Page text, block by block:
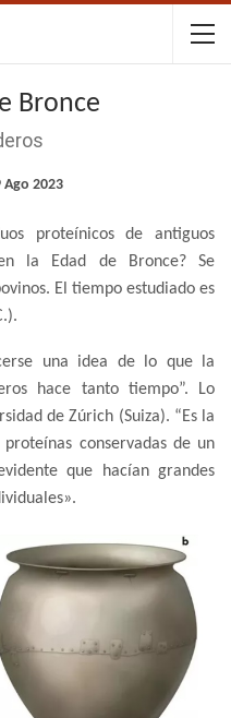
Bronce
Ago 2023
proteínicos de antiguos
la Edad de Bronce? Se
El tiempo estudiado es
una idea de lo que la
hace tanto tiempo”. Lo
de Zúrich (Suiza). “Es la
conservadas de un
que hacían grandes